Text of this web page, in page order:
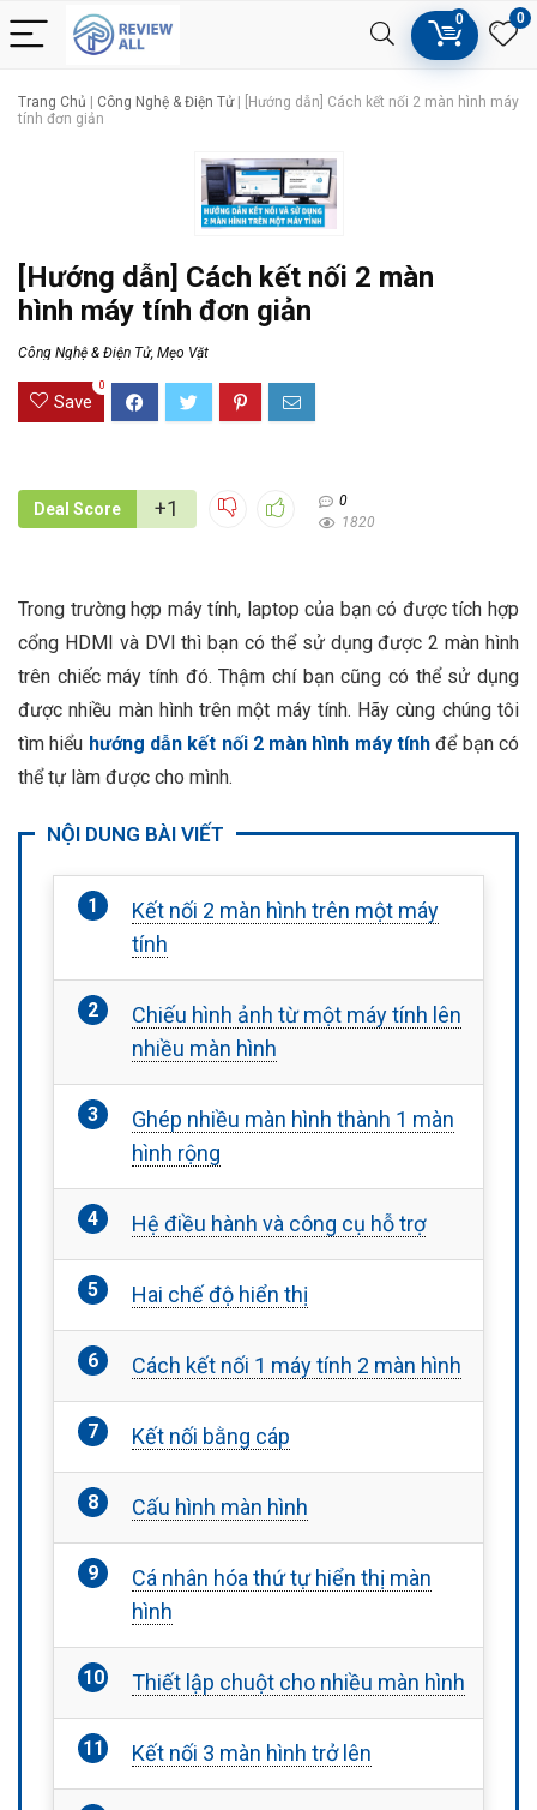
0 0
Trang Chủ Công Nghệ & Điện Tử|
[Hướng dẫn] Cách kết nối 2 màn hình máy
tính đơn giản
[Hướng dẫn] Cách kết nối 2 màn
hình máy tính đơn giản
Công Nghệ & Điện Tử, Mẹo Vặt
Save
0
Deal Score +1
0
1820
Trong trường hợp máy tính, laptop của bạn có được tích hợp
cổng HDMI và DVI thì bạn có thể sử dụng được 2 màn hình
trên chiếc máy tính đó. Thậm chí bạn cũng có thể sử dụng
được nhiều màn hình trên một máy tính. Hãy cùng chúng tôi
tìm hiểu hướng dẫn kết nối 2 màn hình máy tính để bạn có
thể tự làm được cho mình.
NỘI DUNG BÀI VIẾT
Kết nối 2 màn hình trên một máy
tính
Chiếu hình ảnh từ một máy tính lên
nhiều màn hình
Ghép nhiều màn hình thành 1 màn
hình rộng
Hệ điều hành và công cụ hỗ trợ
Hai chế độ hiển thị
Cách kết nối 1 máy tính 2 màn hình
Kết nối bằng cáp
Cấu hình màn hình
Cá nhân hóa thứ tự hiển thị màn
hình
Thiết lập chuột cho nhiều màn hình
Kết nối 3 màn hình trở lên